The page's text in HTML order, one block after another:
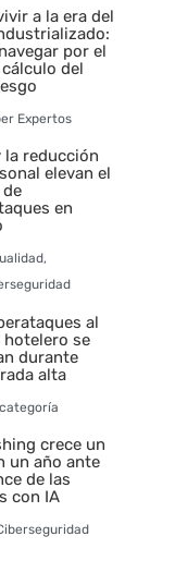
a la era del
por el
del
Expertos
la reducción
elevan el
en
,
al
se
durante
alta
crece un
un año ante
de las
con IA